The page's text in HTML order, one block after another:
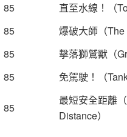
85
直至水線！（
85
爆破大師（The
85
擊落獅鷲獸（
85
免駕駛！（
85
最短安全距離
Distance）